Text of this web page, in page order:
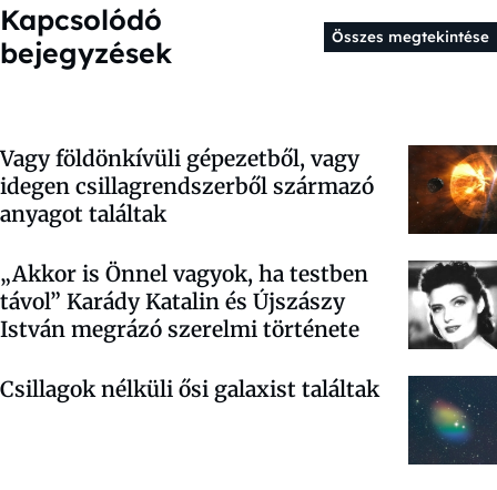
Kapcsolódó
bejegyzések
Összes megtekintése
Vagy földönkívüli gépezetből, vagy
idegen csillagrendszerből származó
anyagot találtak
„Akkor is Önnel vagyok, ha testben
távol” Karády Katalin és Újszászy
István megrázó szerelmi története
Csillagok nélküli ősi galaxist találtak